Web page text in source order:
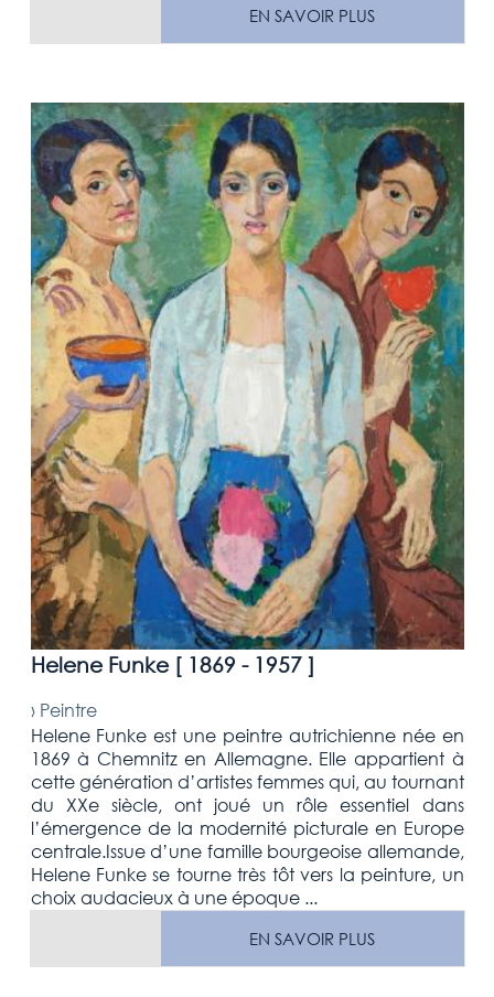
EN SAVOIR PLUS
Helene Funke [ 1869 - 1957]
› Peintre
Helene Funke est une peintre autrichienne née en
1869 à Chemnitz en Allemagne. Elle appartient à
cette génération d’artistes femmes qui, au tournant
du XXe siècle, ont joué un rôle essentiel dans
l’émergence de la modernité picturale en Europe
centrale.Issue d’une famille bourgeoise allemande,
Helene Funke se tourne très tôt vers la peinture, un
choix audacieux à une époque ...
EN SAVOIR PLUS